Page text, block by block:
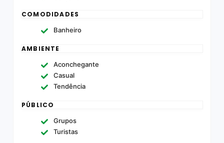
COMODIDADES
Banheiro
AMBIENTE
Aconchegante
Casual
Tendência
PÚBLICO
Grupos
Turistas